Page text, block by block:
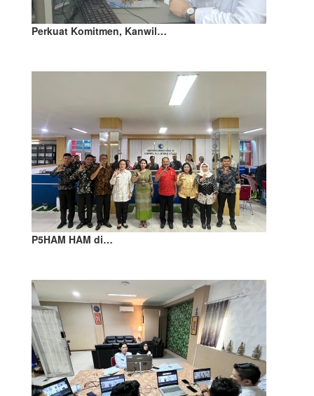
Perkuat Komitmen, Kanwil…
P5HAM HAM di…